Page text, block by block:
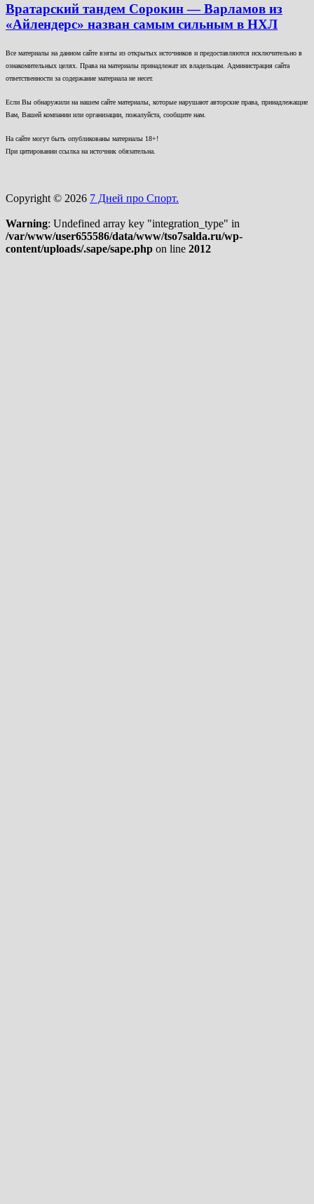
Вратарский тандем Сорокин — Варламов из
«Айлендерс» назван самым сильным в НХЛ
Все материалы на данном сайте взяты из открытых источников и предоставляются исключительно в
ознакомительных целях. Права на материалы принадлежат их владельцам. Администрация сайта
ответственности за содержание материала не несет.
Если Вы обнаружили на нашем сайте материалы, которые нарушают авторские права, принадлежащие
Вам, Вашей компании или организации, пожалуйста, сообщите нам.
На сайте могут быть опубликованы материалы 18+!
При цитировании ссылка на источник обязательна.
Copyright © 2026 7 Дней про Спорт.
Warning: Undefined array key "integration_type" in
/var/www/user655586/data/www/tso7salda.ru/wp-
content/uploads/.sape/sape.php on line 2012